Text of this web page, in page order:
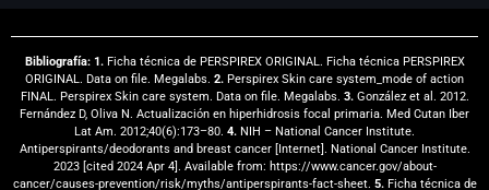
Bibliografía: 1.Ficha técnica de PERSPIREX ORIGINAL. Ficha técnica PERSPIREX
ORIGINAL. Data on file. Megalabs. 2. Perspirex Skin care system_mode of action
FINAL. Perspirex Skin care system. Data on file. Megalabs. 3.González et al. 2012.
Fernández D, Oliva N. Actualización en hiperhidrosis focal primaria. Med Cutan Iber
Lat Am. 2012;40(6):173–80. 4. NIH – National Cancer Institute.
Antiperspirants/deodorants and breast cancer [Internet]. National Cancer Institute.
2023 [cited 2024 Apr 4]. Available from: https://www.cancer.gov/about-
cancer/causes-prevention/risk/myths/antiperspirants-fact-sheet. 5.Ficha técnica de